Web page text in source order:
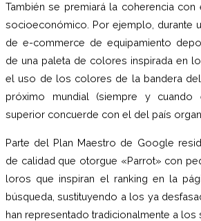
También se premiará la coherencia
socioeconómico. Por ejemplo, durante
de e-commerce de equipamiento
de una paleta de colores inspirada en
el uso de los colores de la bandera
próximo mundial (siempre y
superior concuerde con el del país
Parte del Plan Maestro de Google
de calidad que otorgue «Parrot» con
loros que inspiran el ranking en la
búsqueda, sustituyendo a los ya
han representado tradicionalmente a los